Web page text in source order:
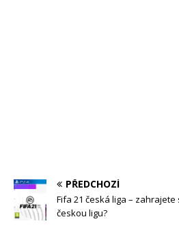
PŘEDCHOZÍ
Fifa 21 česká liga –
českou ligu?